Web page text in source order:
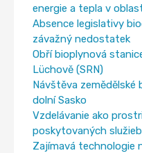
energie a tepla v
Absence legislativy
závažný nedostatek
Obří bioplynová
Lüchově (SRN)
Návštěva zemědělské
dolní Sasko
Vzdelávanie ako
poskytovaných
Zajímavá technologie